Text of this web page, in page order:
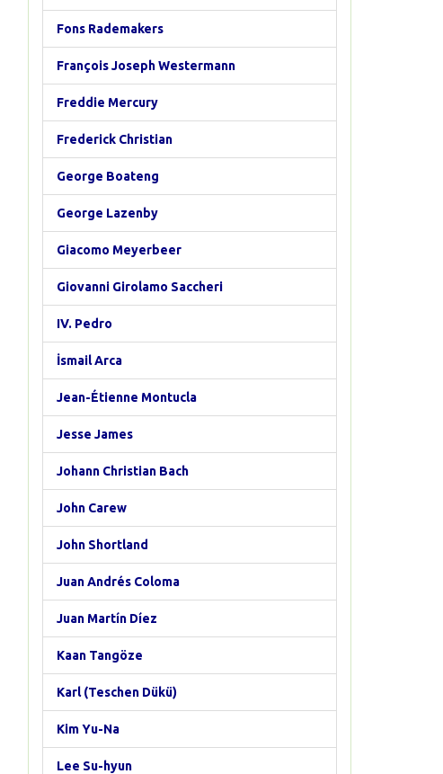
Fons Rademakers
François Joseph Westermann
Freddie Mercury
Frederick Christian
George Boateng
George Lazenby
Giacomo Meyerbeer
Giovanni Girolamo Saccheri
IV. Pedro
İsmail Arca
Jean-Étienne Montucla
Jesse James
Johann Christian Bach
John Carew
John Shortland
Juan Andrés Coloma
Juan Martín Díez
Kaan Tangöze
Karl (Teschen Dükü)
Kim Yu-Na
Lee Su-hyun